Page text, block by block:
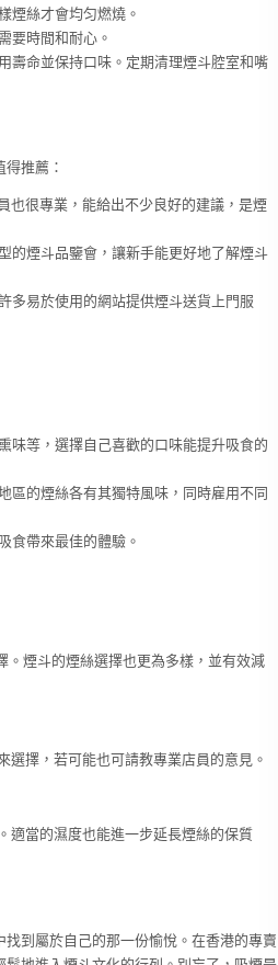
煙絲才會均匀燃燒。
要時間和耐心。
壽命並保持口味。定期清理煙斗腔室和嘴
推薦：
也很專業，能給出不少良好的建議，是煙
的煙斗品鑒會，讓新手能更好地了解煙斗
多易於使用的網站提供煙斗送貨上門服
味等，選擇自己喜歡的口味能提升吸食的
區的煙絲各有其獨特風味，同時雇用不同
食帶來最佳的體驗。
。煙斗的煙絲選擇也更為多樣，並有效減
擇，若可能也可請教專業店員的意見。
適當的濕度也能進一步延長煙絲的保質
到屬於自己的那一份愉悅。在香港的專賣